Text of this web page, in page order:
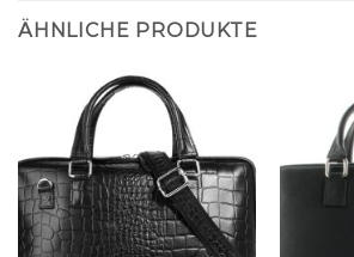
ÄHNLICHE PRODUKTE